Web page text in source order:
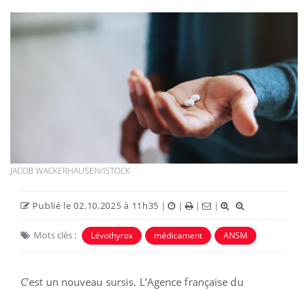
JACOB WACKERHAUSEN/ISTOCK
Publié le 02.10.2025 à 11h35 | | | |
Mots clés : Lévothyrox médicament ANSM
C’est un nouveau sursis. L’Agence française du